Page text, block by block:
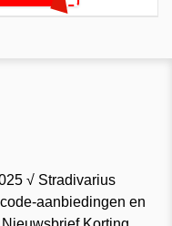
√ Stradivarius
aanbiedingen en